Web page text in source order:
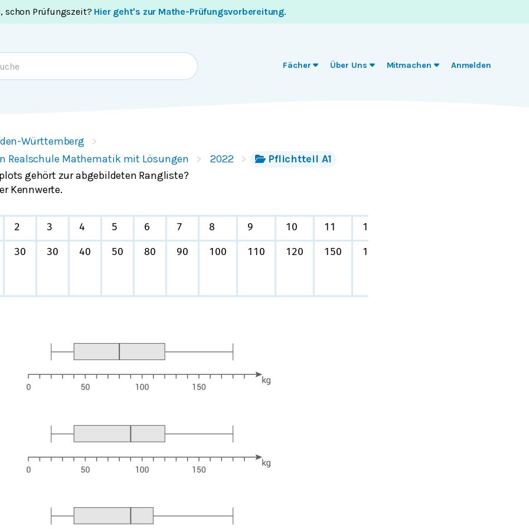
schon Prüfungszeit? Hier geht's zur Mathe-Prüfungsvorbereitung.
Fächer Über Uns Mitmachen Anmelden
Württemberg
Realschule Mathematik mit Lösungen
2022
Pflichtteil A1
gehört zur abgebildeten Rangliste?
Kennwerte.
2 3 4 5 6 7 8 9 10 11 12
30 30 40 50 80 90 100 110 120 150 160